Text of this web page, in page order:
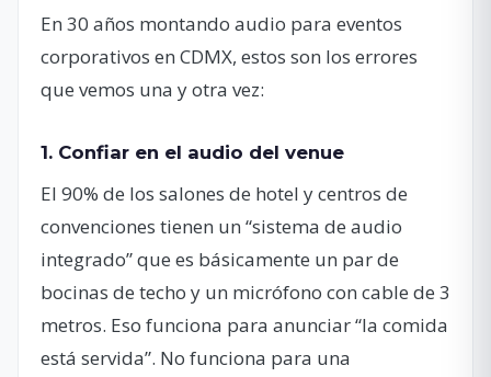
En 30 años montando audio para eventos
corporativos en CDMX, estos son los errores
que vemos una y otra vez:
1. Confiar en el audio del venue
El 90% de los salones de hotel y centros de
convenciones tienen un “sistema de audio
integrado” que es básicamente un par de
bocinas de techo y un micrófono con cable de 3
metros. Eso funciona para anunciar “la comida
está servida”. No funciona para una